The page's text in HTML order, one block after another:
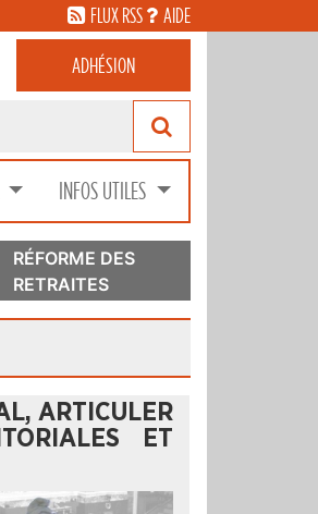
FLUX RSS AIDE
ADHÉSION
INFOS UTILES
RÉFORME DES
RETRAITES
ARTICULER
ET